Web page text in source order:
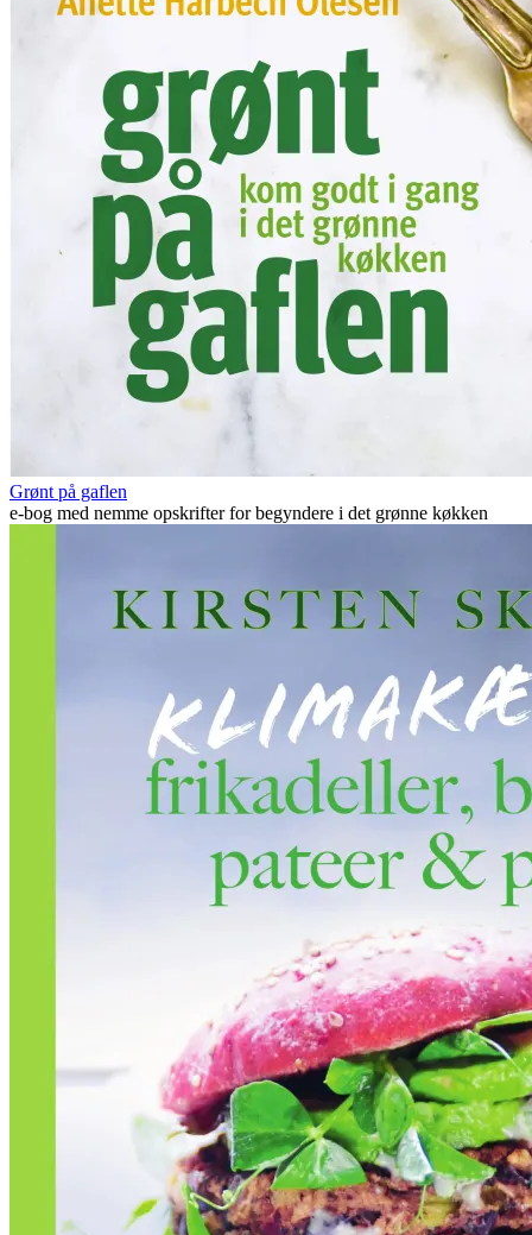
Grønt på gaflen
e-bog med nemme opskrifter for begyndere i det grønne køkken